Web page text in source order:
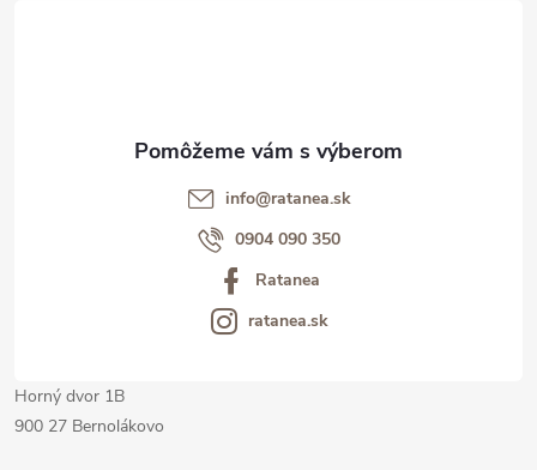
info@ratanea.sk
0904 090 350
Ratanea
ratanea.sk
Horný dvor 1B
900 27 Bernolákovo